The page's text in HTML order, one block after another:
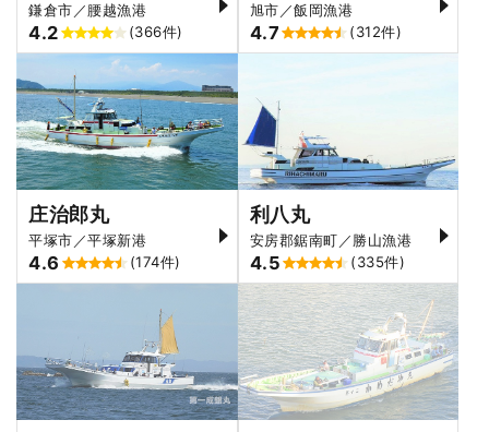
鎌倉市／腰越漁港
4.2 (366件)
旭市／飯岡漁港
4.7 (312件)
庄治郎丸
平塚市／平塚新港
4.6 (174件)
利八丸
安房郡鋸南町／勝山漁港
4.5 (335件)